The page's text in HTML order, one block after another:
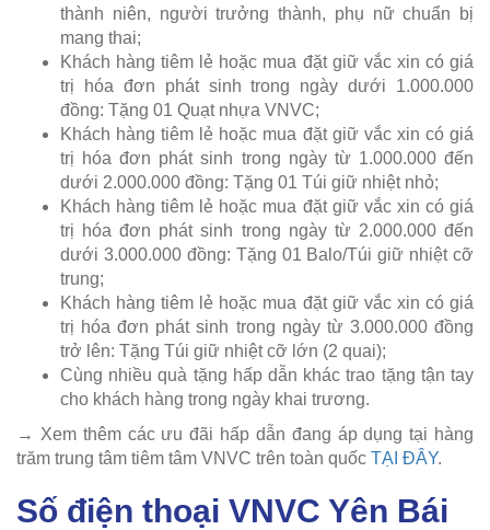
thành niên, người trưởng thành, phụ nữ chuẩn bị
mang thai;
Khách hàng tiêm lẻ hoặc mua đặt giữ vắc xin có giá
trị hóa đơn phát sinh trong ngày dưới 1.000.000
đồng: Tặng 01 Quạt nhựa VNVC;
Khách hàng tiêm lẻ hoặc mua đặt giữ vắc xin có giá
trị hóa đơn phát sinh trong ngày từ 1.000.000 đến
dưới 2.000.000 đồng: Tặng 01 Túi giữ nhiệt nhỏ;
Khách hàng tiêm lẻ hoặc mua đặt giữ vắc xin có giá
trị hóa đơn phát sinh trong ngày từ 2.000.000 đến
dưới 3.000.000 đồng: Tặng 01 Balo/Túi giữ nhiệt cỡ
trung;
Khách hàng tiêm lẻ hoặc mua đặt giữ vắc xin có giá
trị hóa đơn phát sinh trong ngày từ 3.000.000 đồng
trở lên: Tặng Túi giữ nhiệt cỡ lớn (2 quai);
Cùng nhiều quà tặng hấp dẫn khác trao tặng tận tay
cho khách hàng trong ngày khai trương.
→ Xem thêm các ưu đãi hấp dẫn đang áp dụng tại hàng
trăm trung tâm tiêm tâm VNVC trên toàn quốc TẠI ĐÂY.
Số điện thoại VNVC Yên Bái